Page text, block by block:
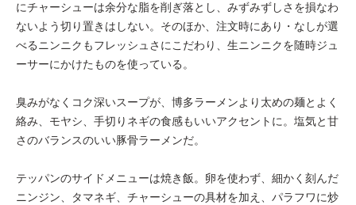
にチャーシューは余分な脂を削ぎ落とし、みずみずしさを損なわ
ないよう切り置きはしない。そのほか、注文時にあり・なしが選
べるニンニクもフレッシュさにこだわり、生ニンニクを随時ジュ
ーサーにかけたものを使っている。
臭みがなくコク深いスープが、博多ラーメンより太めの麺とよく
絡み、モヤシ、手切りネギの食感もいいアクセントに。塩気と甘
さのバランスのいい豚骨ラーメンだ。
テッパンのサイドメニューは焼き飯。卵を使わず、細かく刻んだ
ニンジン、タマネギ、チャーシューの具材を加え、パラフワに炒